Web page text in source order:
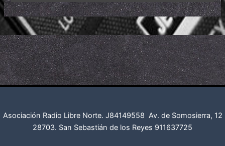
Asociación Radio Libre Norte. J84149558 Av. de Somosierra, 12
28703. San Sebastián de los Reyes 911637725